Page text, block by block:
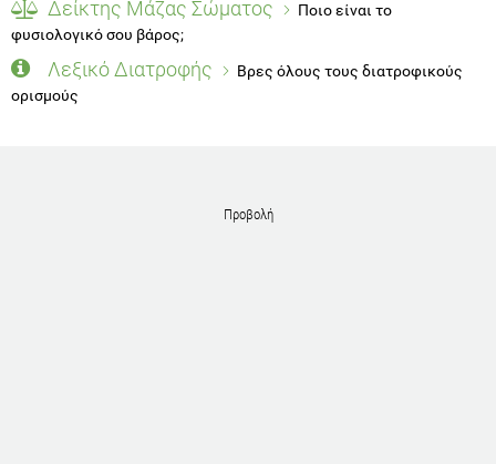
Δείκτης Μάζας Σώματος
Ποιο είναι το
φυσιολογικό σου βάρος;
Λεξικό Διατροφής
Βρες όλους τους διατροφικούς
ορισμούς
Προβολή